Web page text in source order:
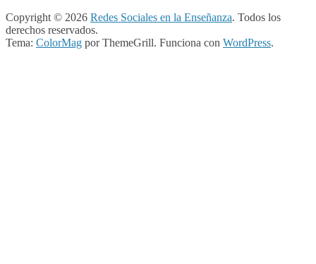
Copyright © 2026 Redes Sociales en la Enseñanza. Todos los
derechos reservados.
Tema: ColorMag por ThemeGrill. Funciona con WordPress.